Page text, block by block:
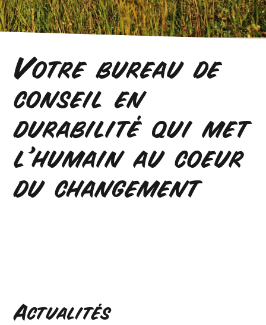
Votre bureau de
conseil en
durabilité qui met
l'humain au coeur
du changement
Actualités